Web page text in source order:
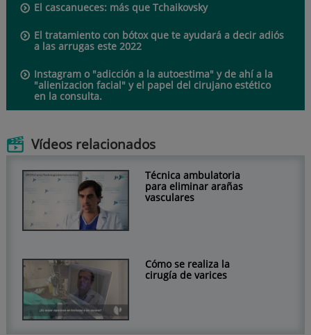
El cascanueces: más que Tchaikovsky
El tratamiento con bótox que te ayudará a decir adiós
a las arrugas este 2022
Instagram o "adicción a la autoestima" y de ahí a la
"alienizacion facial" y el papel del cirujano estético
en la consulta.
Vídeos relacionados
Técnica ambulatoria
para eliminar arañas
vasculares
Cómo se realiza la
cirugía de varices